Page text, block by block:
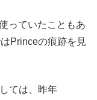
っていたこともあ
Princeの痕跡を見
ては、昨年